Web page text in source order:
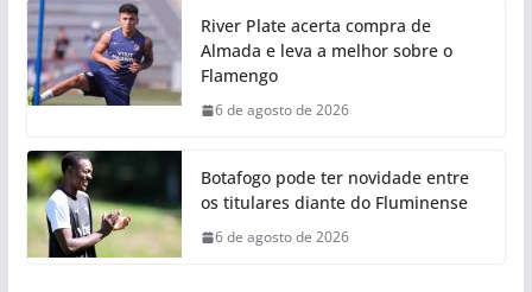
River Plate acerta compra de
Almada e leva a melhor sobre o
Flamengo
6 de agosto de 2026
Botafogo pode ter novidade entre
os titulares diante do Fluminense
6 de agosto de 2026